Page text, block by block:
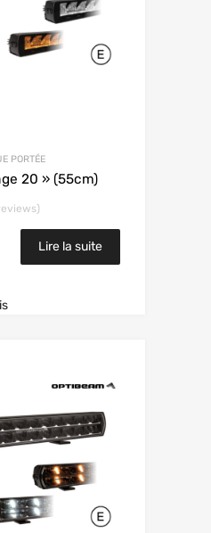
PORTÉE
20 » (55cm)
Lire la suite